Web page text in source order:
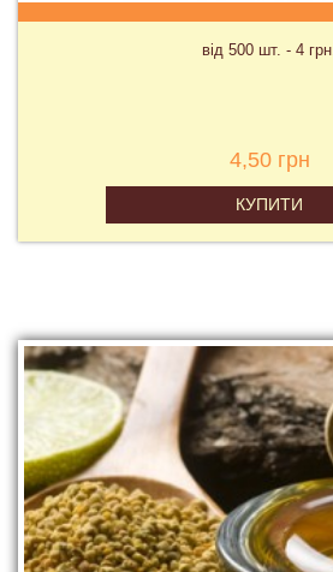
від 500 шт. - 4 грн.
4,50 грн
КУПИТИ